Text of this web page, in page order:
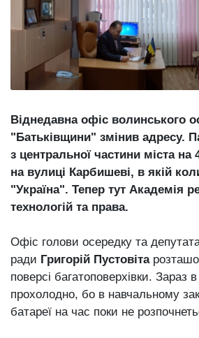
залишив у
Луцьку
три...
27 Липня 2026
773 переглядів
Всі розділи
Лайф
Афіша
ZONE 18+
Контакти
Віднедавна офіс волинського
"Батьківщини" змінив адресу.
з центральної частини міста
на вулиці Карбишеві, в якій
"Україна". Тепер тут Академія
технологій та права.
Офіс голови осередку та
ради Григорій Пустовіта
поверсі багатоповерхівки. Зараз
прохолодно, бо в навчальному
батареї на час поки не